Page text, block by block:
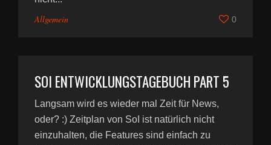
Allgemein 0
SOI ENTWICKLUNGSTAGEBUCH PART 5
Langsam wird es wieder mal Zeit für News,
oder? :) Zeitplan von SoI ist natürlich nicht
einzuhalten, die Features sind einfach zu